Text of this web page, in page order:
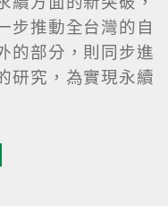
步推動全台灣的自
的部分，則同步進
研究，為實現永續